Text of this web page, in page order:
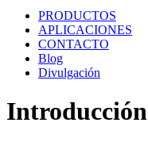
PRODUCTOS
APLICACIONES
CONTACTO
Blog
Divulgación
Introducción